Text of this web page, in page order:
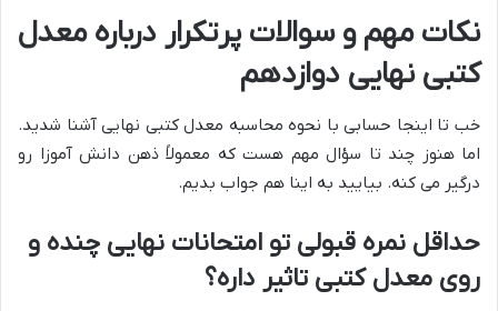
نکات مهم و سوالات پرتکرار درباره معدل
کتبی نهایی دوازدهم
خب تا اینجا حسابی با نحوه محاسبه معدل کتبی نهایی آشنا شدید.
اما هنوز چند تا سؤال مهم هست که معمولاً ذهن دانش آموزا رو
درگیر می کنه. بیایید به اینا هم جواب بدیم.
حداقل نمره قبولی تو امتحانات نهایی چنده و
روی معدل کتبی تاثیر داره؟